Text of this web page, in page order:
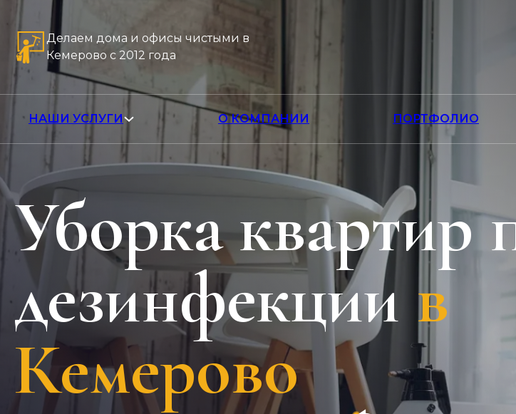
Делаем дома и офисы чистыми в
Кемерово с 2012 года
НАШИ УСЛУГИ О КОМПАНИИ ПОРТФОЛИО
Уборка квартир
дезинфекции в
Кемерово